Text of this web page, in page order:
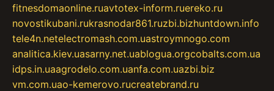
fitnesdomaonline.ruavtotex-inform.ruereko.ru
novostikubani.rukrasnodar861.ruzbi.bizhuntdown.info
tele4n.netelectromash.com.uastroymnogo.com
analitica.kiev.uasarny.net.uablogua.orgcobalts.com.ua
idps.in.uaagrodelo.com.uanfa.com.uazbi.biz
vm.com.uao-kemerovo.rucreatebrand.ru